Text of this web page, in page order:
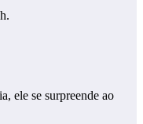
ele se surpreende ao